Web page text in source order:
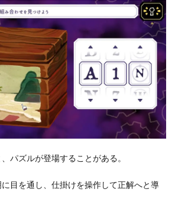
パズルが登場することがある。
目を通し、仕掛けを操作して正解へと導